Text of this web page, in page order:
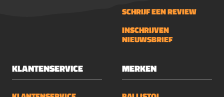
SCHRIJF EEN REVIEW
INSCHRIJVEN
NIEUWSBRIEF
KLANTENSERVICE MERKEN